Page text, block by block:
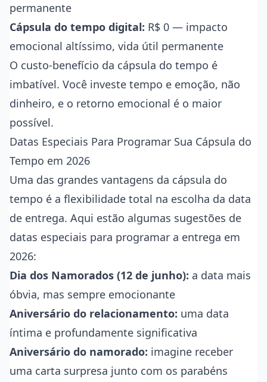
permanente
Cápsula do tempo digital: R$ 0 — impacto
emocional altíssimo, vida útil permanente
O custo-benefício da cápsula do tempo é
imbatível. Você investe tempo e emoção, não
dinheiro, e o retorno emocional é o maior
possível.
Datas Especiais Para Programar Sua Cápsula do
Tempo em 2026
Uma das grandes vantagens da cápsula do
tempo é a flexibilidade total na escolha da data
de entrega. Aqui estão algumas sugestões de
datas especiais para programar a entrega em
2026:
Dia dos Namorados (12 de junho): a data mais
óbvia, mas sempre emocionante
Aniversário do relacionamento: uma data
íntima e profundamente significativa
Aniversário do namorado: imagine receber
uma carta surpresa junto com os parabéns